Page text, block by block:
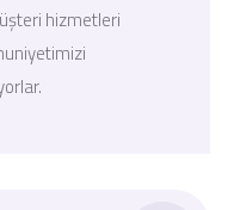
hizmetleri